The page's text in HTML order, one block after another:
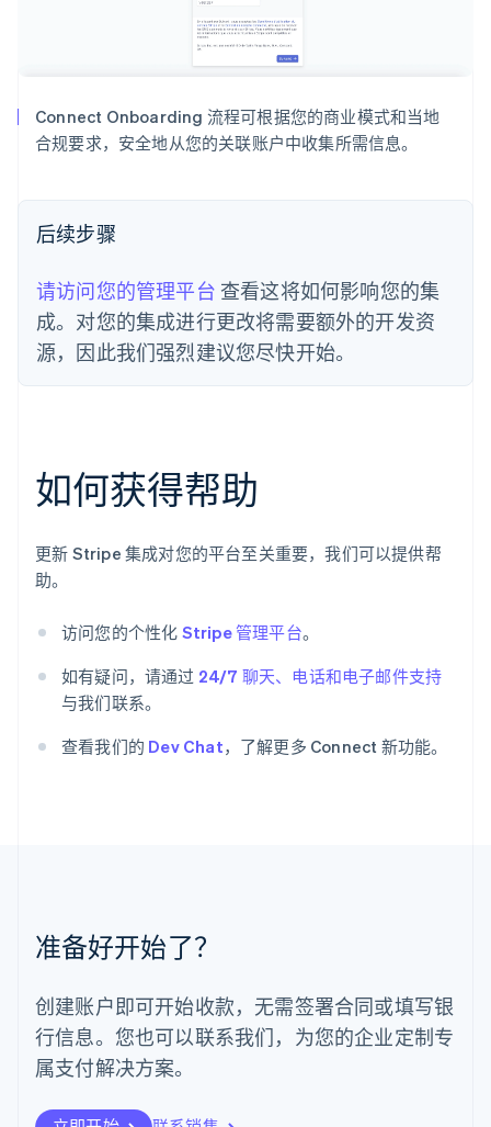
Connect Onboarding 流程可根据您的商业模式和当地
合规要求，安全地从您的关联账户中收集所需信息。
后续步骤
请访问您的管理平台 查看这将如何影响您的集
成。对您的集成进行更改将需要额外的开发资
源，因此我们强烈建议您尽快开始。
如何获得帮助
更新 Stripe 集成对您的平台至关重要，我们可以提供帮
助。
访问您的个性化 Stripe 管理平台。
如有疑问，请通过 24/7 聊天、电话和电子邮件支持
与我们联系。
查看我们的 Dev Chat，了解更多 Connect 新功能。
准备好开始了？
创建账户即可开始收款，无需签署合同或填写银
行信息。您也可以联系我们，为您的企业定制专
属支付解决方案。
NederlandsFrançaisDeutschEnglish
波兰
德国
FrançaisEnglish
芬兰
EnglishSvenska
NederlandsEnglish
English
克罗地亚
拉脱维亚
English
列支敦士登
卢森堡
FrançaisDeutsch
English
挪威
葡萄牙
Português English
日本
日本語English
瑞典